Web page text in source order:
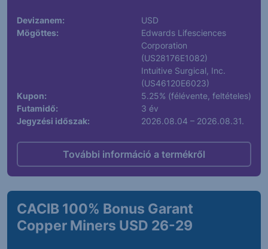
Devizanem:
USD
Mögöttes:
Edwards Lifesciences
Corporation
(US28176E1082)
Intuitive Surgical, Inc.
(US46120E6023)
Kupon:
5.25% (félévente, feltételes)
Futamidő:
3 év
Jegyzési időszak:
2026.08.04 – 2026.08.31.
További információ a termékről
CACIB 100% Bonus Garant
Copper Miners USD 26-29